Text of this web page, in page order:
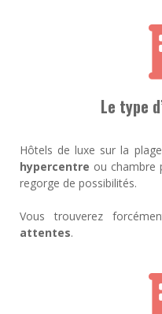
Le type
Hôtels de luxe sur la
hypercentre ou chambre
regorge de possibilités.
Vous trouverez
attentes.